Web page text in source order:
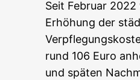
Seit Februar
Erhöhung der
rund 106 Euro
und späten